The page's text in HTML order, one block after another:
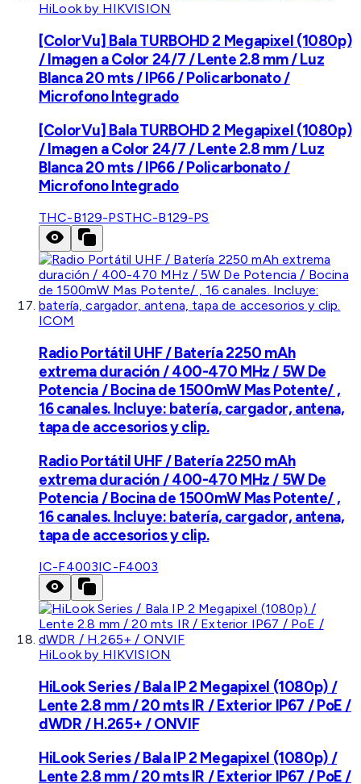
HiLook by HIKVISION
[ColorVu] Bala TURBOHD 2 Megapixel (1080p)
/ Imagen a Color 24/7 / Lente 2.8 mm / Luz
Blanca 20 mts / IP66 / Policarbonato /
Microfono Integrado
[ColorVu] Bala TURBOHD 2 Megapixel (1080p)
/ Imagen a Color 24/7 / Lente 2.8 mm / Luz
Blanca 20 mts / IP66 / Policarbonato /
Microfono Integrado
THC-B129-PSTHC-B129-PS
ICOM
Radio Portátil UHF / Batería 2250 mAh
extrema duración / 400-470 MHz / 5W De
Potencia / Bocina de 1500mW Mas Potente/ ,
16 canales. Incluye: batería, cargador, antena,
tapa de accesorios y clip.
Radio Portátil UHF / Batería 2250 mAh
extrema duración / 400-470 MHz / 5W De
Potencia / Bocina de 1500mW Mas Potente/ ,
16 canales. Incluye: batería, cargador, antena,
tapa de accesorios y clip.
IC-F4003IC-F4003
HiLook by HIKVISION
HiLook Series / Bala IP 2 Megapixel (1080p) /
Lente 2.8 mm / 20 mts IR / Exterior IP67 / PoE /
dWDR / H.265+ / ONVIF
HiLook Series / Bala IP 2 Megapixel (1080p) /
Lente 2.8 mm / 20 mts IR / Exterior IP67 / PoE /